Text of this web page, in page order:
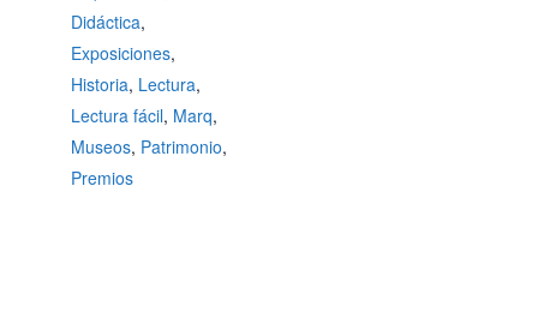
Didáctica,
Exposiciones,
Historia, Lectura,
Lectura fácil, Marq,
Museos, Patrimonio,
Premios